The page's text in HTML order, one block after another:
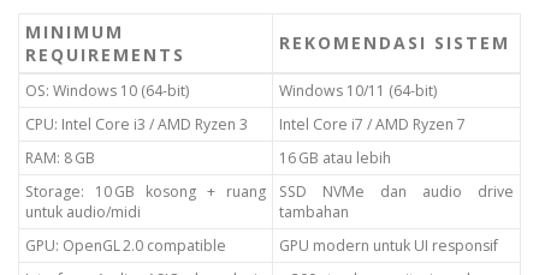
MINIMUM
REQUIREMENTS
REKOMENDASI SISTEM
OS: Windows 10 (64-bit)
Windows 10/11 (64-bit)
CPU: Intel Core i3 / AMD Ryzen 3
Intel Core i7 / AMD Ryzen 7
RAM: 8 GB
16 GB atau lebih
Storage: 10 GB kosong + ruang
untuk audio/midi
SSD NVMe dan audio drive
tambahan
GPU: OpenGL 2.0 compatible
GPU modern untuk UI responsif